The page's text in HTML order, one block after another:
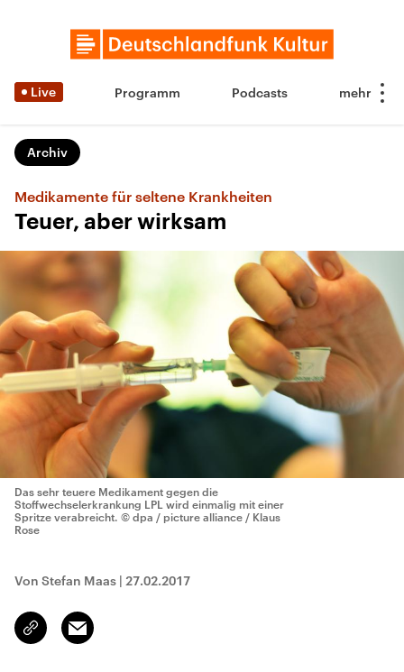
Live Programm Podcasts
Archiv
Medikamente für seltene Krankheiten
Teuer, aber wirksam
Das sehr teuere Medikament gegen die
Stoffwechselerkrankung LPL wird einmalig mit einer
Spritze verabreicht. © dpa / picture alliance / Klaus
Rose
Von Stefan Maas | 27.02.2017
Link
kopieren/teilen
Email